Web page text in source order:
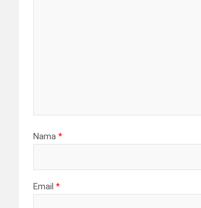
Nama *
Email *